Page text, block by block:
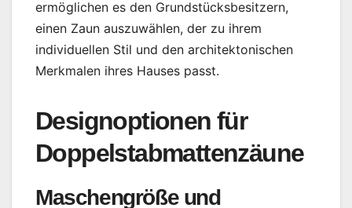
ermöglichen es den Grundstücksbesitzern,
einen Zaun auszuwählen, der zu ihrem
individuellen Stil und den architektonischen
Merkmalen ihres Hauses passt.
Designoptionen für
Doppelstabmattenzäune
Maschengröße und